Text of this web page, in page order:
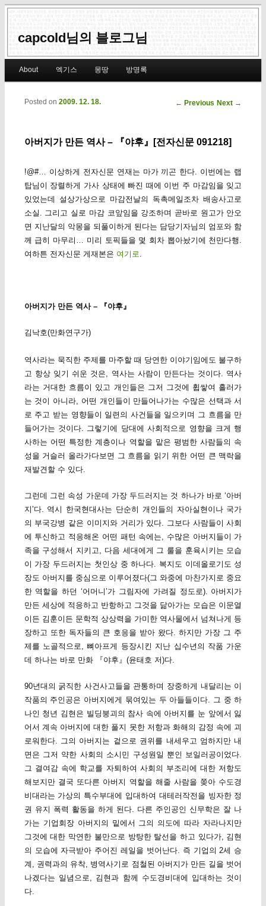
capcold님의 블로그님
Skip to primary content
Skip to secondary content
About 엑기스 몽땅 방명록
Post navigation
← Previous Next →
아버지가 만든 역사 – 『야후』[전자신문 091218]
Posted on 2009. 12. 18.
!@#… 이상하게 전자신문 연재는 마가 끼곤 한다. 이번에는 랩
탑님이 장렬하게 가사 상태에 빠진 때에 이번 주 마감임을 잊고
있었는데 설상가상으로 마감전날의 독촉메일조차 배송사고로
소실. 그리고 실로 마감 코앞임을 강조하며 곧바로 원고가 안오
면 지난달의 악몽을 되풀이하게 된다는 담당기자님의 엄포와 함
께 급히 마무리… 미리 토픽들을 몇 회차 뽑아놨기에 천만다행.
여하튼 전자신문 게재본은 여기로
아버지가 만든 역사 – 『야후』
김낙호(만화연구가)
역사라는 묵직한 주제를 마주할 때 당연한 이야기임에도 불구하
고 항상 잊기 쉬운 것은, 역사는 사람이 만든다는 것이다. 역사
라는 거대한 흐름이 있고 개인들은 그저 그것에 휩쌓여 흘러가
는 것이 아니라, 어떤 개인들이 만들어나가는 수많은 선택과 서
로 주고 받는 영향들이 일련의 사건들을 일으키며 그 흐름을 만
들어가는 것이다. 그렇기에 당대에 사회적으로 영향을 크게 행
사하는 어떤 특정한 계층이나 역할을 맡은 평범한 사람들의 속
성을 거슬러 올라가다보면 그 흐름을 읽기 위한 어떤 큰 맥락을
재발견할 수 있다.
그런데 그런 속성 가운데 가장 두드러지는 것 하나가 바로 ‘아버
지’다. 역시 한국현대사는 단순히 개인들의 자아실현이나 국가
의 부국강병 같은 이미지와 거리가 있다. 그보다 사람들이 사회
에 투신하고 적응해온 어떤 패턴 속에는, 수많은 아버지들이 가
족을 구성해서 지키고, 다음 세대에게 그 룰을 훈육시키는 모습
이 가장 두드러지는 첫인상 중 하나다. 복지도 이데올로기도 성
장도 아버지를 중심으로 이루어졌다(그 와중에 마찬가지로 중요
한 역할을 하던 ‘어머니’가 그림자에 가려질 정도로). 아버지가
만든 세상에 적응하고 반항하고 그것을 닮아가는 모습은 이문열
이든 김훈이든 문학적 상상력을 가미한 역사물에서 넘쳐나게 등
장하고 또한 독자들의 큰 호응을 받아 왔다. 하지만 가장 그 주
제를 노골적으로, 뼈아프게 등장시킨 지난 십수년의 작품 가운
데 하나는 바로 만화 『야후』(윤태호 저)다.
90년대의 굵직한 사건사고들을 관통하며 장중하게 내달리는 이
작품의 주인공은 아버지에게 묶여있는 두 아들들이다. 그 중 하
나인 청년 김현은 빌딩붕괴의 참사 속에 아버지를 눈 앞에서 잃
어서 계속 아버지에 대한 풀지 못한 저항과 화해의 감정 속에 괴
로워한다. 그의 아버지는 겉으로 권위를 내세우고 엄하지만 내
면은 그저 약한 사회의 소시민 구성원일 뿐인 보일러공이었다.
그 결여감 속에 학교를 자퇴하여 사회의 부조리에 대한 저항도
해보지만 결국 또다른 아버지 역할을 해줄 사람을 쫒아 수도경
비대라는 가상의 특수부대에 입대하여 대테러작전을 빙자한 정
권 유지 폭력 활동을 하게 된다. 다른 주인공인 신무학은 잘 나
가는 기업회장 아버지의 밑에서 그의 의도에 따라 자라나지만
그것에 대한 막연한 불만으로 방탕한 탈선을 하고 있다가, 김현
의 모습에 자극받아 주어진 레일을 벗어난다. 즉 기업의 2세 승
계, 권력과의 유착, 병역사기로 점철된 아버지가 만든 길을 벗어
나겠다는 일념으로, 김현과 함께 수도경비대에 입대하는 것이
다.